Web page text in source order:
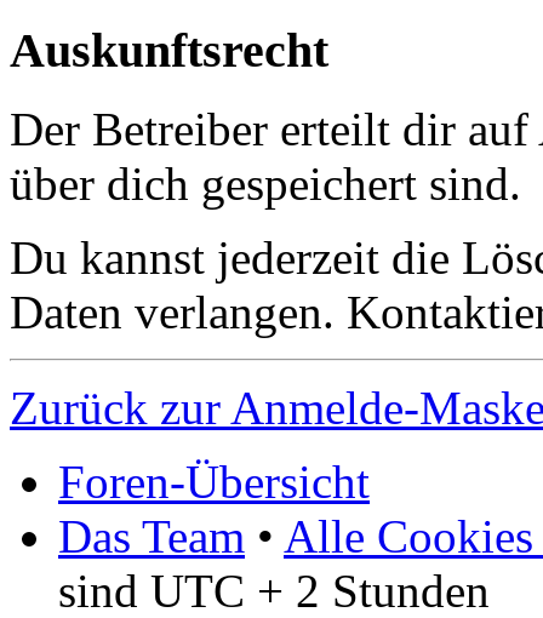
Auskunftsrecht
Der Betreiber erteilt dir
über dich gespeichert sind.
Du kannst jederzeit die
Daten verlangen.
Zurück zur Anmelde-
Foren-Übersicht
Das Team • Alle Cookies
sind UTC + 2 Stunden